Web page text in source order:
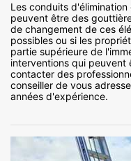
Les conduits
peuvent être des
de changement de ces
possibles ou si les
partie supérieure de
interventions qui peuvent
contacter des
conseiller de vous
années d'expérience.